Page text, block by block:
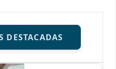
DESTACADAS